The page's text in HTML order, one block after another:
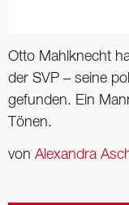
Otto Mahlknecht
der SVP – seine
gefunden. Ein
Tönen.
von Alexandra